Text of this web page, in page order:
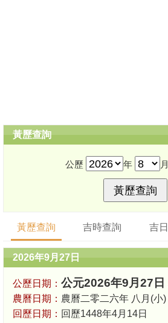
黃歷查詢
公歷 年 月
黃歷查詢 吉時查詢 吉
2026年9月27日
公歷日期： 公元2026年9月27日
農曆日期： 農曆二零二六年 八月(小
回歷日期： 回歷1448年4月14日